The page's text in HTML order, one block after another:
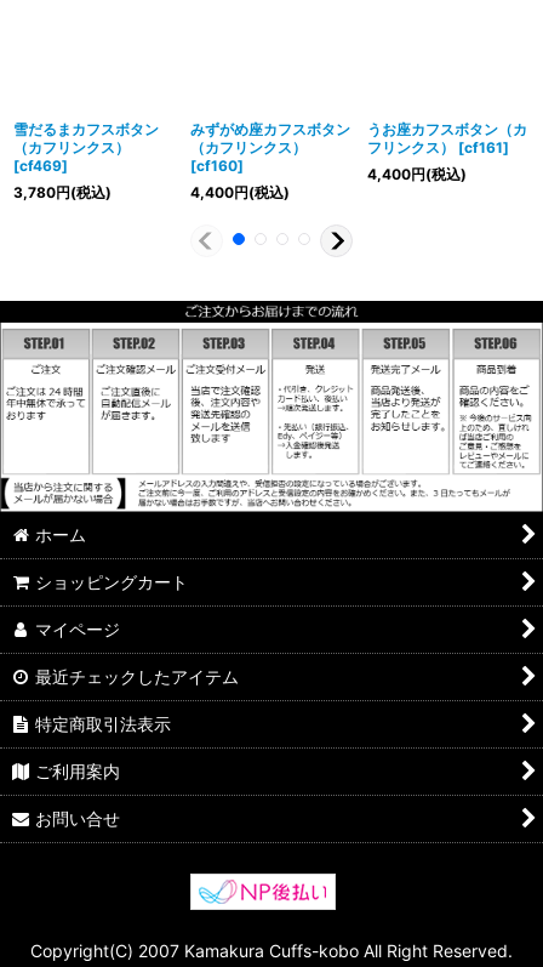
雪だるまカフスボタン
（カフリンクス）
[cf469]
3,780円(税込)
みずがめ座カフスボタン
（カフリンクス）
[cf160]
4,400円(税込)
うお座カフスボタン（カ
フリンクス）
[cf161]
4,400円(税込)
ホーム
ショッピングカート
マイページ
最近チェックしたアイテム
特定商取引法表示
ご利用案内
お問い合せ
Copyright(C) 2007 Kamakura Cuffs-kobo All Right Reserved.